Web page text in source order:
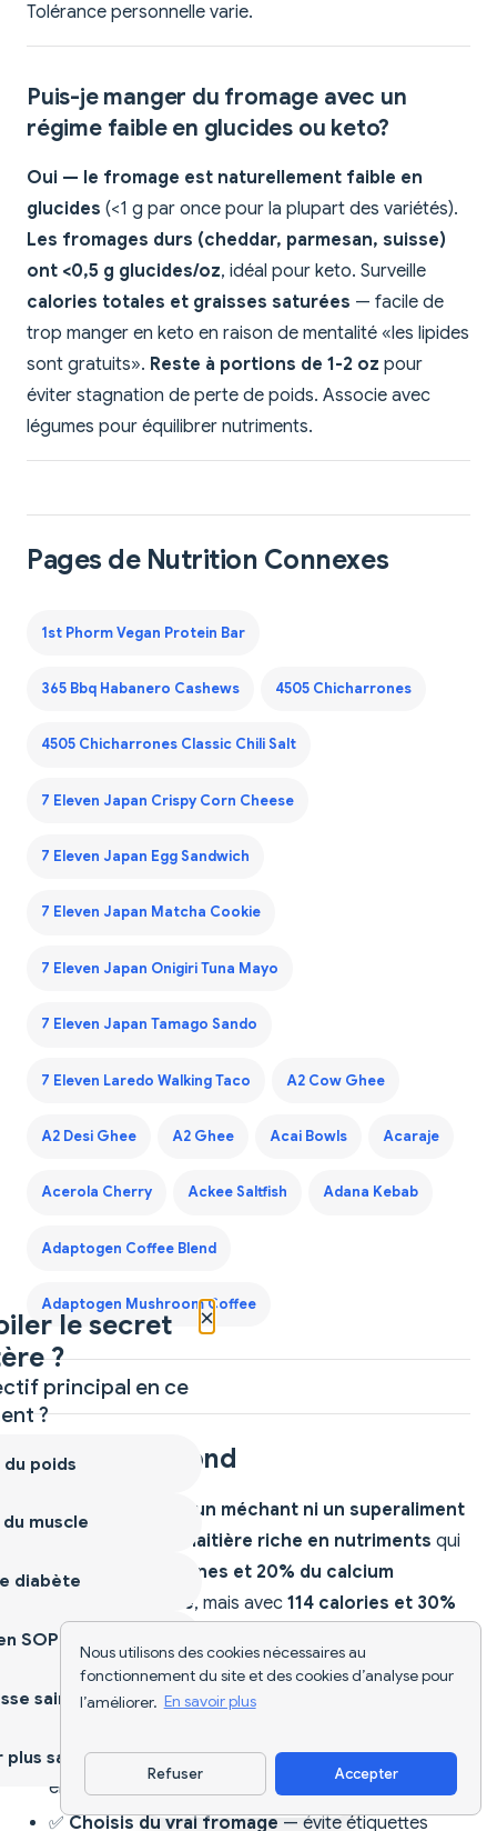
Nous utilisons des cookies nécessaires au
fonctionnement du site et des cookies d’analyse pour
l’améliorer. En savoir plus
Refuser Accepter
Tolérance personnelle varie.
Puis-je manger du fromage avec un
régime faible en glucides ou keto?
Oui — le fromage est naturellement faible en
glucides (<1 g par once pour la plupart des variétés).
Les fromages durs (cheddar, parmesan, suisse)
ont <0,5 g glucides/oz, idéal pour keto. Surveille
calories totales et graisses saturées — facile de
trop manger en keto en raison de mentalité «les lipides
sont gratuits». Reste à portions de 1-2 oz pour
éviter stagnation de perte de poids. Associe avec
légumes pour équilibrer nutriments.
Pages de Nutrition Connexes
1st Phorm Vegan Protein Bar
365 Bbq Habanero Cashews 4505 Chicharrones
4505 Chicharrones Classic Chili Salt
7 Eleven Japan Crispy Corn Cheese
7 Eleven Japan Egg Sandwich
7 Eleven Japan Matcha Cookie
7 Eleven Japan Onigiri Tuna Mayo
7 Eleven Japan Tamago Sando
7 Eleven Laredo Walking Taco A2 Cow Ghee
A2 Desi Ghee A2 Ghee Acai Bowls Acaraje
Acerola Cherry Ackee Saltfish Adana Kebab
Adaptogen Coffee Blend
Adaptogen Mushroom Coffee
La Ligne de Fond
Le fromage
n'est ni un méchant ni un superaliment
source laitière riche en nutriments qui
fournit
7 g de protéines et 20% du calcium
quotidien par once, mais avec 114 calories et 30%
VQ de graisses saturées
rapidement lorsque les portions doublent ou triplent.
Recommandations basées sur preuves:
✅ Mesure les portions
— 1 oz = quatre dés
empilés, pas «assez pour couvrir le sandwich»
✅ Choisis du vrai fromage — évite étiquettes
Télécharger l'appli
×
le secret
?
principal en ce
?
poids
muscle
diabète
SOPK
saine
sain